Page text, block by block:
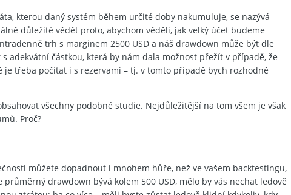
kterou daný systém během určité doby nakumuluje, se nazývá
důležité vědět proto, abychom věděli, jak velký účet budeme
trh s marginem 2500 USD a náš drawdown může být dle
adekvátní částkou, která by nám dala možnost přežít v případě, že
třeba počítat i s rezervami – tj. v tomto případě bych rozhodně
všechny podobné studie. Nejdůležitější na tom všem je však
Proč?
můžete dopadnout i mnohem hůře, než ve vašem backtestingu,
drawdown bývá kolem 500 USD, mělo by vás nechat ledově